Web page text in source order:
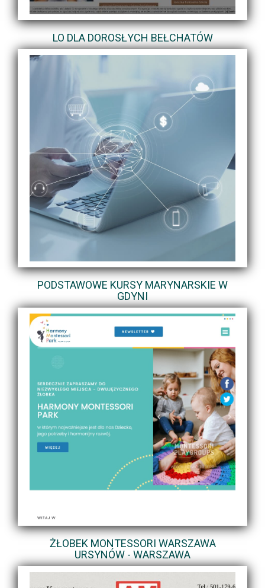
LO DLA DOROSŁYCH BEŁCHATÓW
PODSTAWOWE KURSY MARYNARSKIE W
GDYNI
ŻŁOBEK MONTESSORI WARSZAWA
URSYNÓW - WARSZAWA